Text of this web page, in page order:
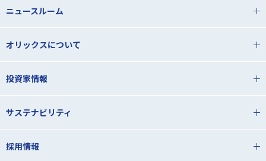
ニュースルーム
オリックスについて
投資家情報
サステナビリティ
採用情報